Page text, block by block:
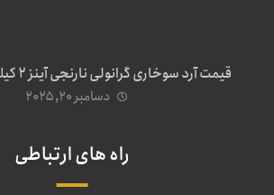
قیمت آرد سوخاری گرانولی نارنجی آینز ۲ کیلویی در آذر ۱۴۰۴
دسامبر ۲۰, ۲۰۲۵
راه های ارتباطی